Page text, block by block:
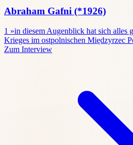
Abraham Gafni (*1926)
1 »in diesem Augenblick hat sich alles
Krieges im ostpolnischen Międzyrzec
Zum Interview